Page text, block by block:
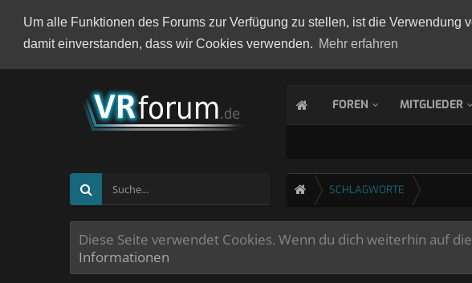
Um alle Funktionen des Forums zur Verfügung zu stellen, ist die
damit einverstanden, dass wir Cookies verwenden. Mehr erfahren
FOREN MITGLIEDER
SCHLAGWORTE
Diese Seite verwendet Cookies. Wenn du dich weiterhin auf
Informationen